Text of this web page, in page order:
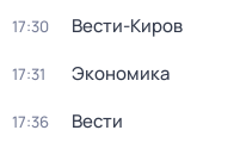
17:30 Вести-Киров
17:31 Экономика
17:36 Вести